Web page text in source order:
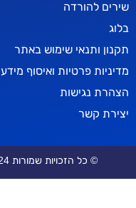
שימוש באתר
ואיסוף מידע
שמורות 2024 | האתר נבנה על ידי